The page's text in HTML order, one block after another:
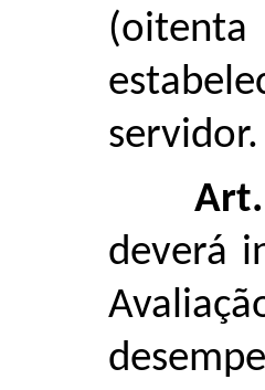
servidor.
deverá